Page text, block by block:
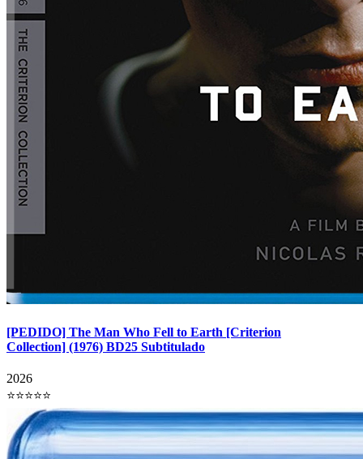
[PEDIDO] The Man Who Fell to Earth [Criterion
Collection] (1976) BD25 Subtitulado
2026
⭐⭐⭐⭐⭐